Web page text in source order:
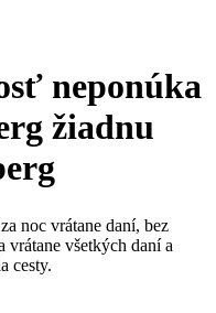
neponúka
žiadnu
noc vrátane daní, bez
vrátane všetkých daní a
cesty.